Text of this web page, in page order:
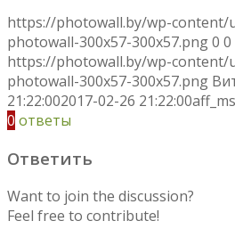
https://photowall.by/wp-content/
photowall-300x57-300x57.png0 0
https://photowall.by/wp-content/
photowall-300x57-300x57.png
21:22:002017-02-26 21:22:00
0 ответы
Ответить
Want to join the discussion?
Feel free to contribute!